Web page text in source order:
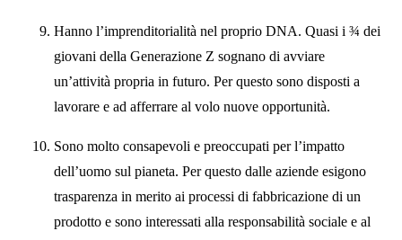
Hanno l’imprenditorialità nel proprio DNA. Quasi i ¾ dei
giovani della Generazione Z sognano di avviare
un’attività propria in futuro. Per questo sono disposti a
lavorare e ad afferrare al volo nuove opportunità.
Sono molto consapevoli e preoccupati per l’impatto
dell’uomo sul pianeta. Per questo dalle aziende esigono
trasparenza in merito ai processi di fabbricazione di un
prodotto e sono interessati alla responsabilità sociale e al